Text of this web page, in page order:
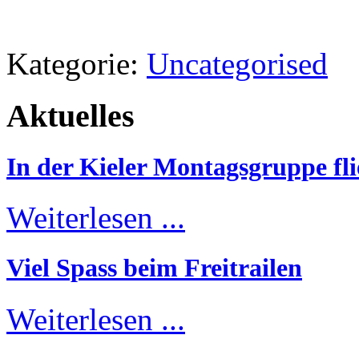
Kategorie: Uncategorised
Aktuelles
In der Kieler Montagsgruppe
Weiterlesen ...
Viel Spass beim Freitrailen
Weiterlesen ...